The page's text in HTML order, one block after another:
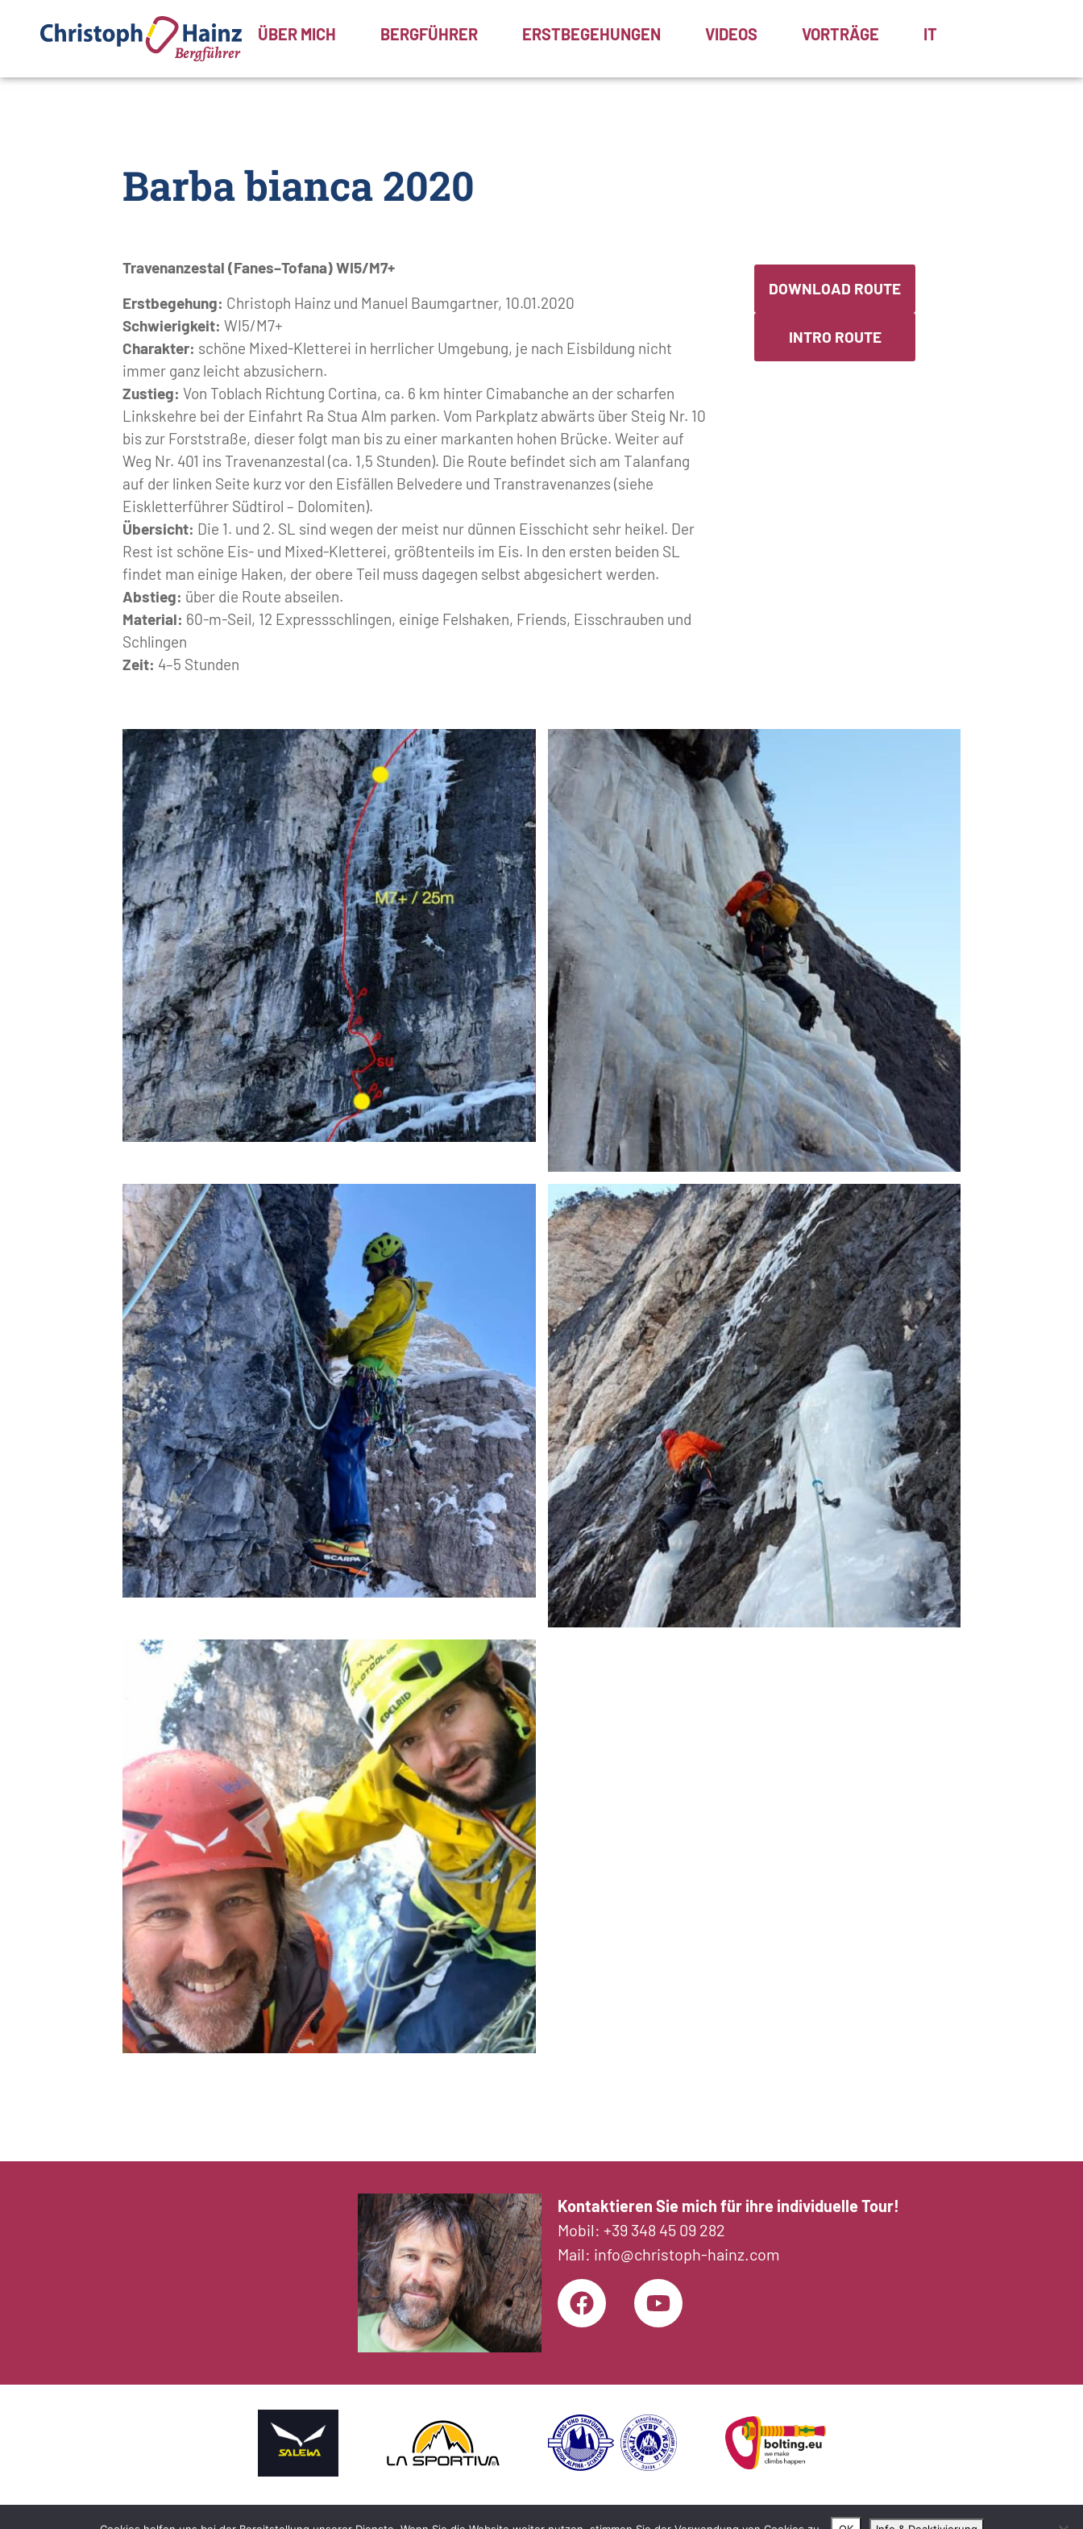
ÜBER MICH BERGFÜHRER ERSTBEGEHUNGEN VIDEOS VORTRÄGE IT
Barba bianca 2020
Travenanzestal (Fanes–Tofana) WI5/M7+
Erstbegehung: Christoph Hainz und Manuel Baumgartner, 10.01.2020
Schwierigkeit: WI5/M7+
Charakter: schöne Mixed-Kletterei in herrlicher Umgebung, je nach Eisbildung nicht
immer ganz leicht abzusichern.
Zustieg: Von Toblach Richtung Cortina, ca. 6 km hinter Cimabanche an der scharfen
Linkskehre bei der Einfahrt Ra Stua Alm parken. Vom Parkplatz abwärts über Steig Nr. 10
bis zur Forststraße, dieser folgt man bis zu einer markanten hohen Brücke. Weiter auf
Weg Nr. 401 ins Travenanzestal (ca. 1,5 Stunden). Die Route befindet sich am Talanfang
auf der linken Seite kurz vor den Eisfällen Belvedere und Transtravenanzes (siehe
Eiskletterführer Südtirol – Dolomiten).
Übersicht: Die 1. und 2. SL sind wegen der meist nur dünnen Eisschicht sehr heikel. Der
Rest ist schöne Eis- und Mixed-Kletterei, größtenteils im Eis. In den ersten beiden SL
findet man einige Haken, der obere Teil muss dagegen selbst abgesichert werden.
Abstieg: über die Route abseilen.
Material: 60-m-Seil, 12 Expressschlingen, einige Felshaken, Friends, Eisschrauben und
Schlingen
Zeit: 4–5 Stunden
DOWNLOAD ROUTE
INTRO ROUTE
Kontaktieren Sie mich für ihre individuelle Tour!
Mobil: +39 348 45 09 282
Mail: info@christoph-hainz.com